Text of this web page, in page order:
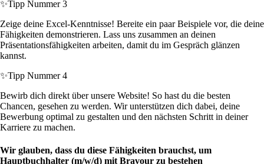
✨Tipp Nummer 3
Zeige deine Excel-Kenntnisse! Bereite ein paar Beispiele vor, die deine
Fähigkeiten demonstrieren. Lass uns zusammen an deinen
Präsentationsfähigkeiten arbeiten, damit du im Gespräch glänzen
kannst.
✨Tipp Nummer 4
Bewirb dich direkt über unsere Website! So hast du die besten
Chancen, gesehen zu werden. Wir unterstützen dich dabei, deine
Bewerbung optimal zu gestalten und den nächsten Schritt in deiner
Karriere zu machen.
Wir glauben, dass du diese Fähigkeiten brauchst, um
Hauptbuchhalter (m/w/d) mit Bravour zu bestehen